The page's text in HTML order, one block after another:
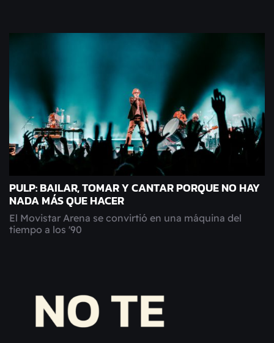
PULP: BAILAR, TOMAR Y CANTAR PORQUE NO HAY
NADA MÁS QUE HACER
El Movistar Arena se convirtió en una máquina del
tiempo a los '90